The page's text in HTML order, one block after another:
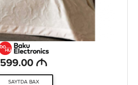
599.00 M
SAYTDA BAX